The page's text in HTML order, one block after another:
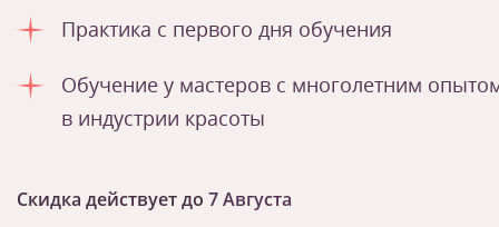
Практика с первого дня обучения
Обучение у мастеров с многолетним
в индустрии красоты
Скидка действует до 7 Августа